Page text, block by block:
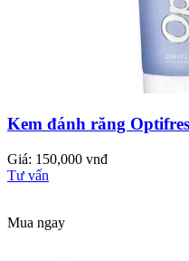
Kem đánh răng
Giá: 150,000 vnđ
Tư vấn
Mua ngay